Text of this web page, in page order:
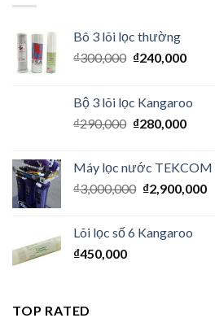
Bô 3 lõi lọc thường
₫300,000 ₫240,000
Bộ 3 lõi lọc Kangaroo
₫290,000 ₫280,000
Máy lọc nước TEKCOM
₫3,000,000 ₫2,900,000
Lõi lọc số 6 Kangaroo
₫450,000
TOP RATED